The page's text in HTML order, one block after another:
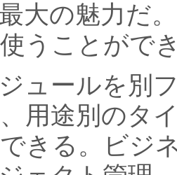
大の魅力だ
うことがで
ュールを別
用途別のタ
きる。ビジ